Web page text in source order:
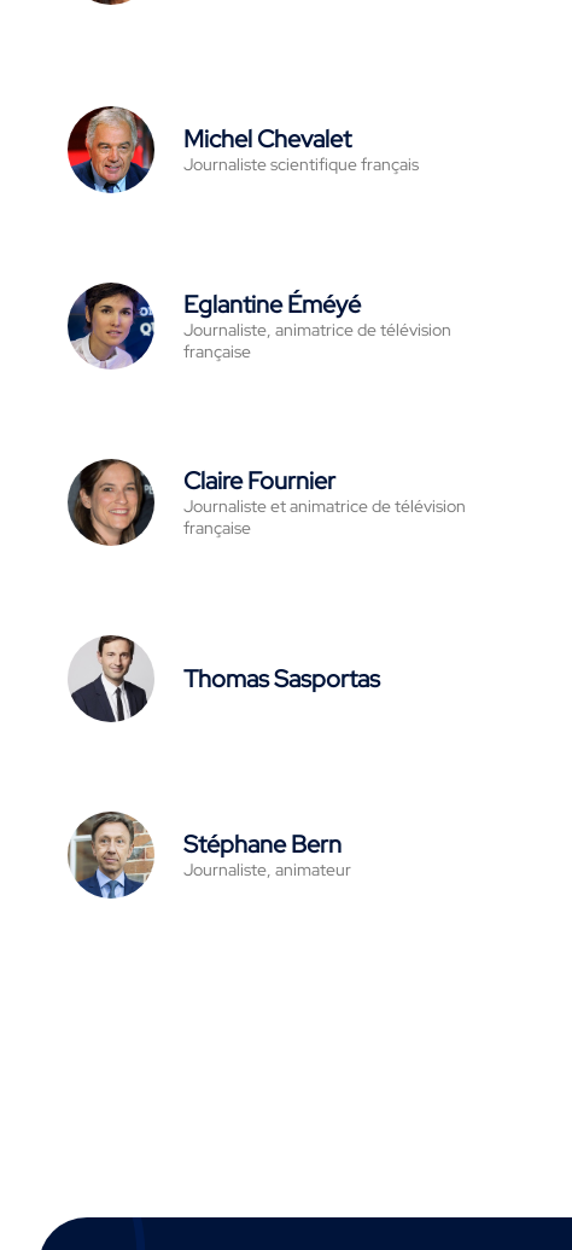
Michel Chevalet
Journaliste scientifique français
Eglantine Éméyé
Journaliste, animatrice de télévision
française
Claire Fournier
Journaliste et animatrice de télévision
française
Thomas Sasportas
Stéphane Bern
Journaliste, animateur